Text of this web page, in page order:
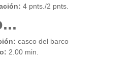
4 pnts./2 pnts.
casco del barco
2.00 min.